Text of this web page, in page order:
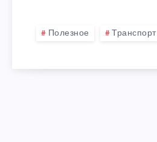
Полезное Транспорт